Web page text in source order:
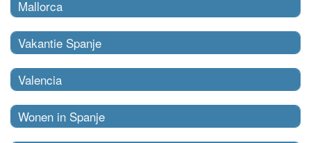
Mallorca
Vakantie Spanje
Valencia
Wonen in Spanje